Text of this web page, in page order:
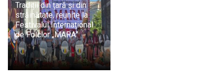
Tradiții din țară și din
străinătate, reunite la
Festivalul Internațional
de Folclor „MARA”